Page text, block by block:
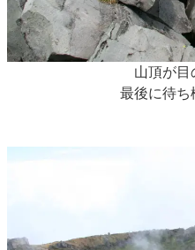
山頂が目
最後に待ち